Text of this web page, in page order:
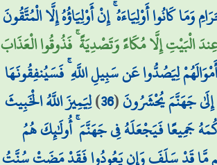
كَانُوا أَوْلِيَاءَهُ ۚ إِنْ أَوْلِيَاؤُهُ إِلَّا الْمُتَّقُونَ
الْبَيْتِ إِلَّا مُكَاءً وَتَصْدِيَةً ۚ فَذُوقُوا الْعَذَابَ
لِيَصُدُّوا عَن سَبِيلِ اللَّهِ ۚ فَسَيُنفِقُونَهَا
جَهَنَّمَ يُحْشَرُونَ(
36
)لِيَمِيزَ اللَّهُ الْخَبِيثَ
جَمِيعًا فَيَجْعَلَهُ فِي جَهَنَّمَ ۚ أُولَٰئِكَ هُمُ
مَّا قَدْ سَلَفَ وَإِن يَعُودُوا فَقَدْ مَضَتْ سُنَّتُ